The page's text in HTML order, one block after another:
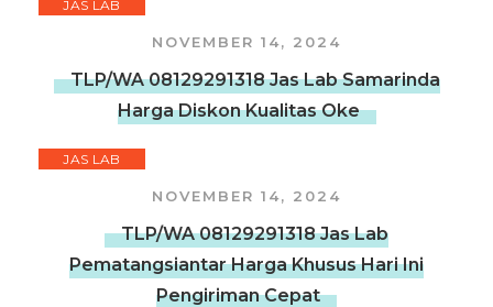
JAS LAB
NOVEMBER 14, 2024
TLP/WA 08129291318 Jas Lab Samarinda
Harga Diskon Kualitas Oke
JAS LAB
NOVEMBER 14, 2024
TLP/WA 08129291318 Jas Lab
Pematangsiantar Harga Khusus Hari Ini
Pengiriman Cepat